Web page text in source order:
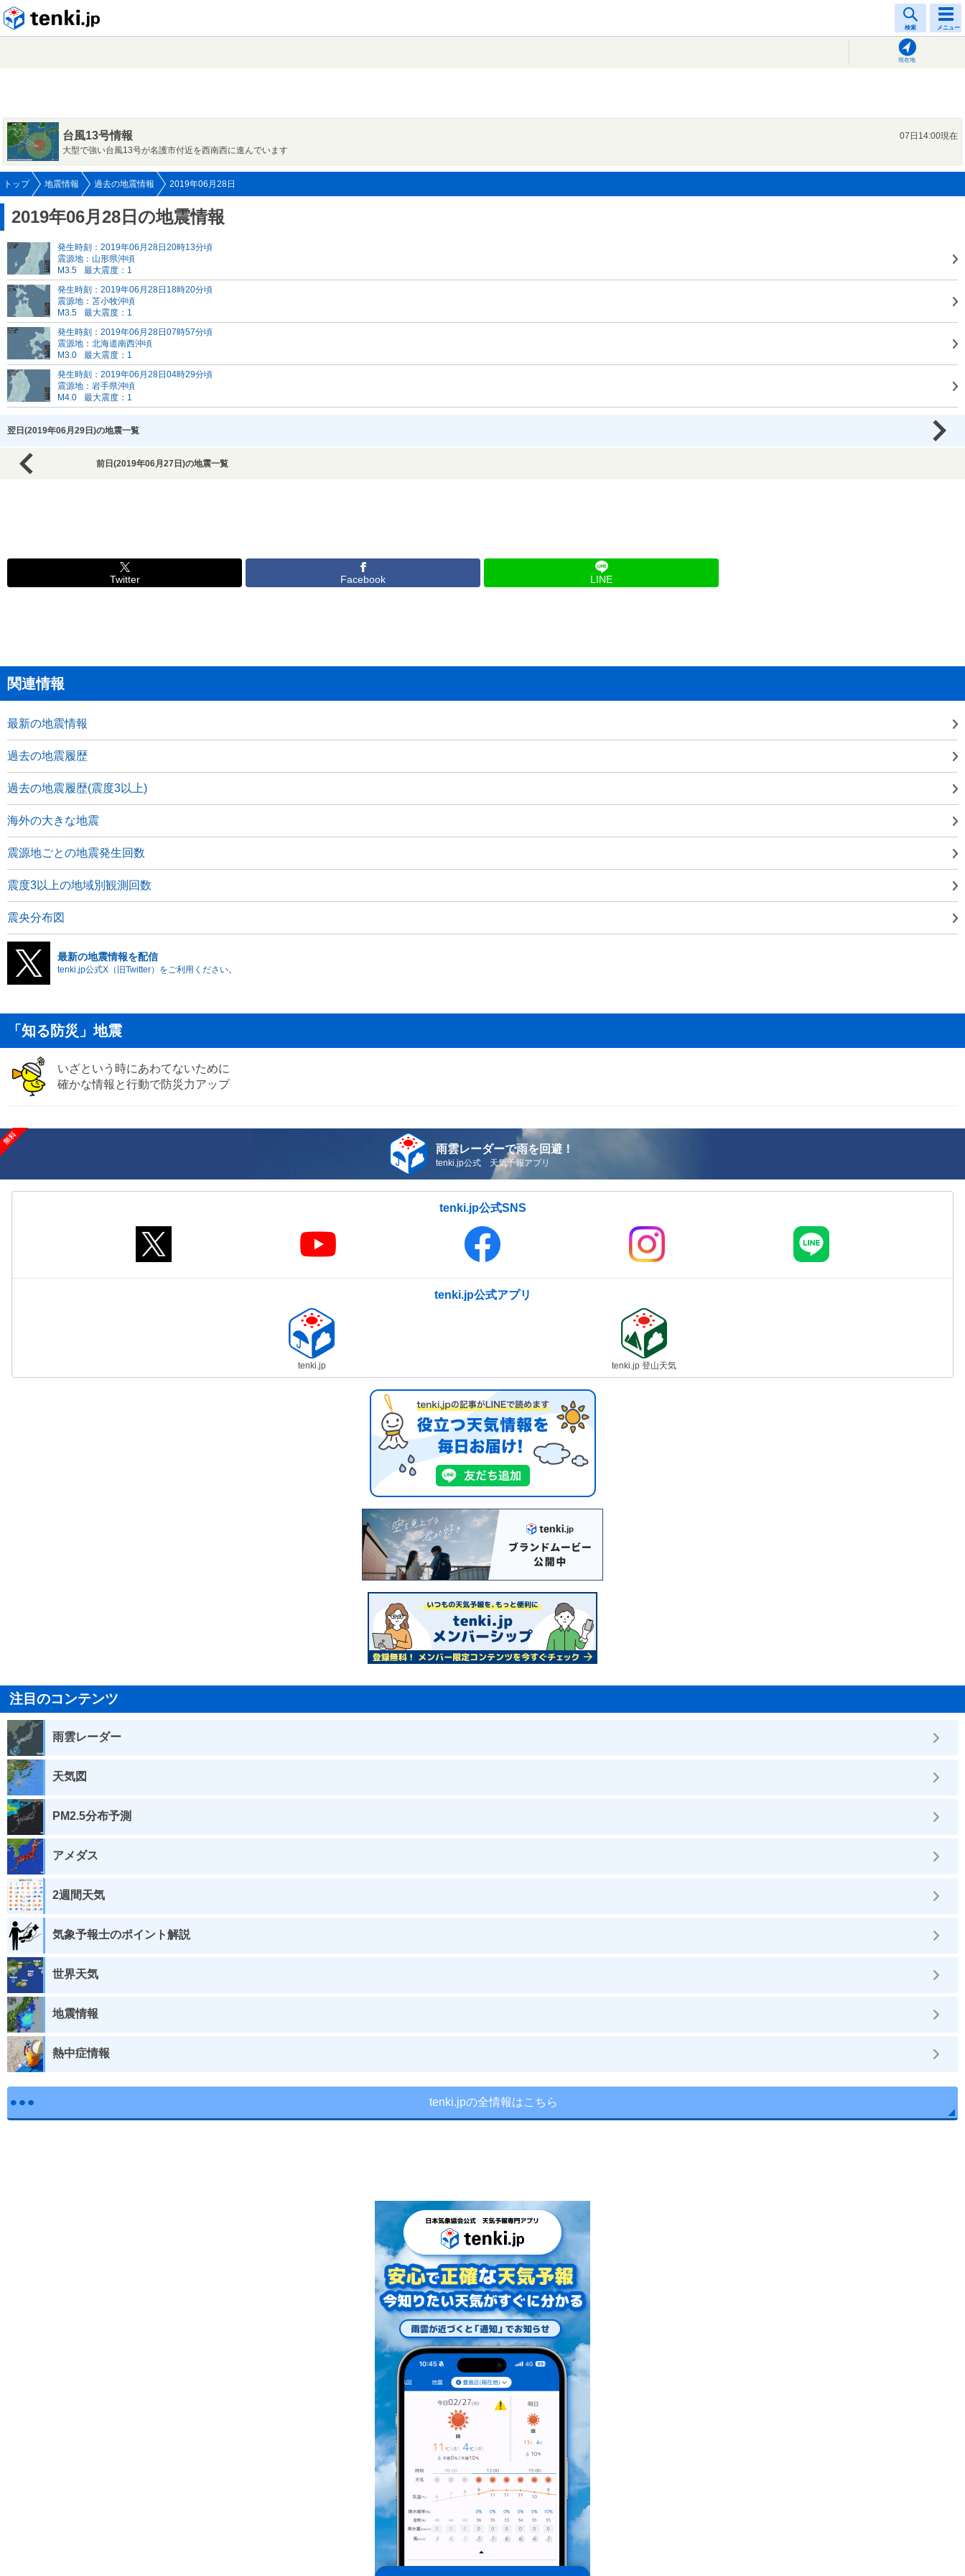
検索 メニュー
現在地
台風13号情報
07日14:00現在
大型で強い台風13号が名護市付近を西南西に進んでいます
トップ 地震情報 過去の地震情報 2019年06月28日
2019年06月28日の地震情報
発生時刻：2019年06月28日20時13分頃
震源地：山形県沖頃
M3.5
最大震度：1
発生時刻：2019年06月28日18時20分頃
震源地：苫小牧沖頃
M3.5
最大震度：1
発生時刻：2019年06月28日07時57分頃
震源地：北海道南西沖頃
M3.0
最大震度：1
発生時刻：2019年06月28日04時29分頃
震源地：岩手県沖頃
M4.0
最大震度：1
翌日(2019年06月29日)の地震一覧
前日(2019年06月27日)の地震一覧
Twitter Facebook LINE
関連情報
最新の地震情報
過去の地震履歴
過去の地震履歴(震度3以上)
海外の大きな地震
震源地ごとの地震発生回数
震度3以上の地域別観測回数
震央分布図
最新の地震情報を配信
tenki.jp公式X（旧Twitter）をご利用ください。
「知る防災」地震
いざという時にあわてないために
確かな情報と行動で防災力アップ
雨雲レーダーで雨を回避！
tenki.jp公式 天気予報アプリ
tenki.jp公式SNS
tenki.jp公式アプリ
tenki.jp tenki.jp 登山天気
注目のコンテンツ
雨雲レーダー
天気図
PM2.5分布予測
アメダス
2週間天気
気象予報士のポイント解説
世界天気
地震情報
熱中症情報
tenki.jpの全情報はこちら